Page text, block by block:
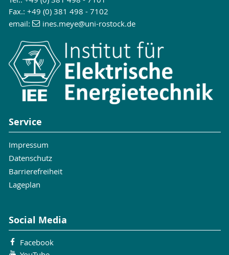
Fax.: +49 (0) 381 498 - 7102
email:
ines.meye@uni-rostock.de
Service
Impressum
Datenschutz
Barrierefreiheit
Lageplan
Social Media
Facebook